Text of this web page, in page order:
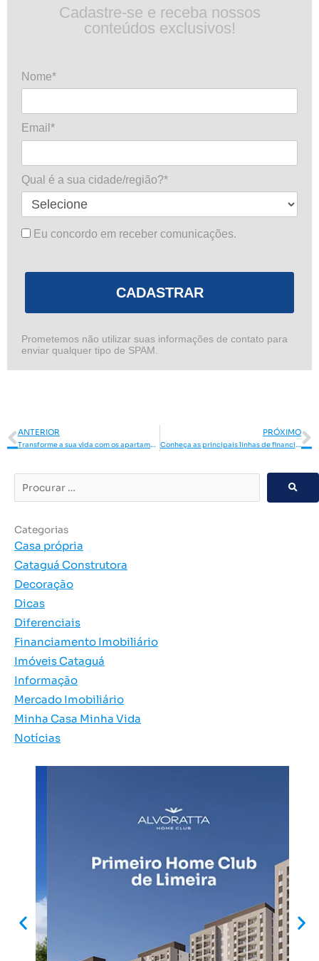
Cadastre-se e receba nossos
conteúdos exclusivos!
Nome*
Email*
Qual é a sua cidade/região?*
Eu concordo em receber comunicações.
CADASTRAR
Prometemos não utilizar suas informações de contato para
enviar qualquer tipo de SPAM.
Anterior
ANTERIOR
Transforme a sua vida com os apartamentos do condomínio Gaudí!
PRÓXIMO
Conheça as principais linhas de financiamento imobiliário
…
Categorias
Casa própria
Cataguá Construtora
Decoração
Dicas
Diferenciais
Financiamento Imobiliário
Imóveis Cataguá
Informação
Mercado Imobiliário
Minha Casa Minha Vida
Notícias